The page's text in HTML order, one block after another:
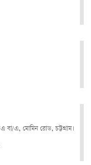
বা/এ, মোমিন রোড, চট্টগ্রাম।